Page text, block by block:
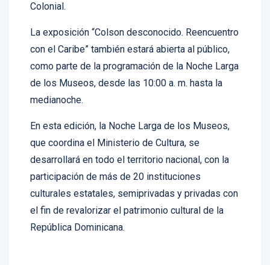
con el Caribe” también estará abierta al público,
como parte de la programación de la Noche Larga
de los Museos, desde las 10:00 a. m. hasta la
medianoche.
que coordina el Ministerio de Cultura, se
desarrollará en todo el territorio nacional, con la
participación de más de 20 instituciones
culturales estatales, semiprivadas y privadas con
el fin de revalorizar el patrimonio cultural de la
República Dominicana.